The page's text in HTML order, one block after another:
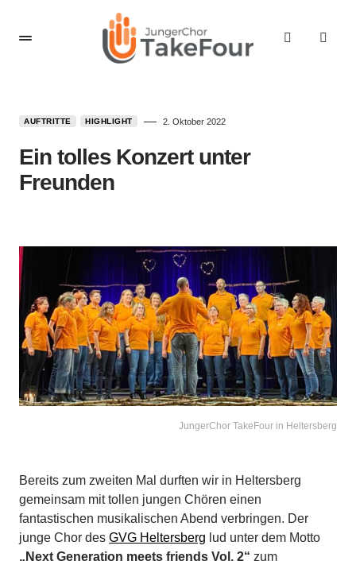
AUFTRITTE HIGHLIGHT 2. Oktober 2022
Ein tolles Konzert unter
Freunden
JungerChor TakeFour in Heltersberg
Bereits zum zweiten Mal durften wir in Heltersberg
gemeinsam mit tollen jungen Chören einen
fantastischen musikalischen Abend verbringen. Der
junge Chor des GVG Heltersberg lud unter dem Motto
„Next Generation meets friends Vol. 2“ zum